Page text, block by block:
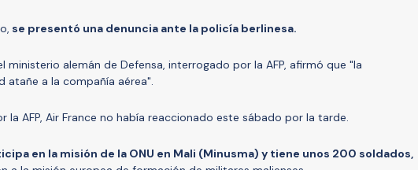
se presentó una denuncia ante la policía berlinesa.
ministerio alemán de Defensa, interrogado por la AFP, afirmó que "la
atañe a la compañía aérea".
la AFP, Air France no había reaccionado este sábado por la tarde.
en la misión de la ONU en Mali (Minusma) y tiene unos 200 soldados,